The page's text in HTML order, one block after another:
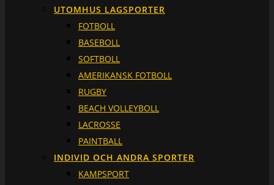
UTOMHUS LAGSPORTER
FOTBOLL
BASEBOLL
SOFTBOLL
AMERIKANSK FOTBOLL
RUGBY
BEACH VOLLEYBOLL
LACROSSE
PAINTBALL
INDIVID OCH ANDRA SPORTER
KAMPSPORT